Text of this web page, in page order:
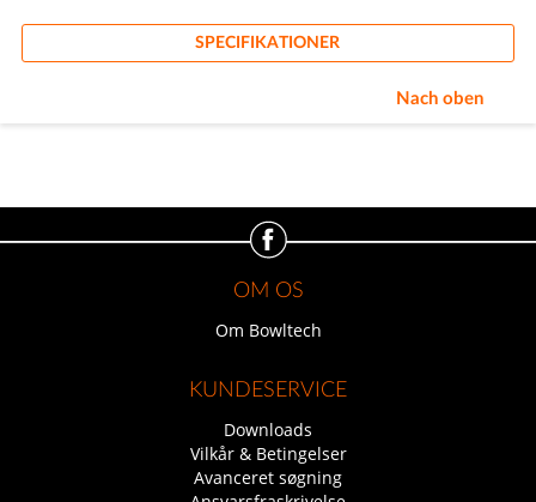
SPECIFIKATIONER
Nach oben
OM OS
Om Bowltech
KUNDESERVICE
Downloads
Vilkår & Betingelser
Avanceret søgning